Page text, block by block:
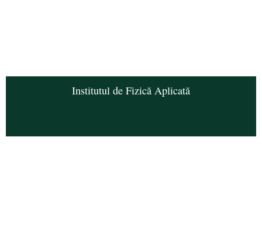
Institutul de Fizică Aplicată